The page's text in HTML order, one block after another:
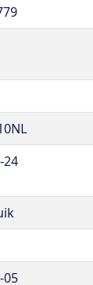
24
05